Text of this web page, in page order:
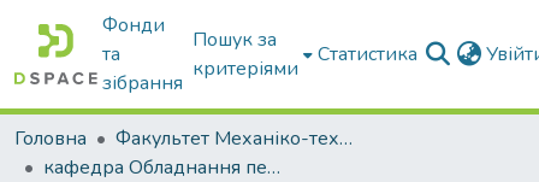
Фонди
та
зібрання
Пошук за
критеріями
Статистика
Головна
Факультет Механіко-технологічний
кафедра Обладнання переробних і харчових виробництв ім. професора Ф.Ю. Ялпачика